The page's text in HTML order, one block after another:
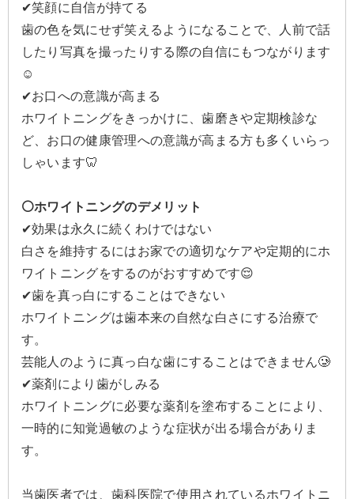
✔笑顔に自信が持てる
歯の色を気にせず笑えるようになることで、人前で話
したり写真を撮ったりする際の自信にもつながります
☺️
✔お口への意識が高まる
ホワイトニングをきっかけに、歯磨きや定期検診な
ど、お口の健康管理への意識が高まる方も多くいらっ
しゃいます🦷
⚪️ホワイトニングのデメリット
✔効果は永久に続くわけではない
白さを維持するにはお家での適切なケアや定期的にホ
ワイトニングをするのがおすすめです😌
✔歯を真っ白にすることはできない
ホワイトニングは歯本来の自然な白さにする治療で
す。
芸能人のように真っ白な歯にすることはできません🥲
✔薬剤により歯がしみる
ホワイトニングに必要な薬剤を塗布することにより、
一時的に知覚過敏のような症状が出る場合がありま
す。
当歯医者では、歯科医院で使用されているホワイトニ